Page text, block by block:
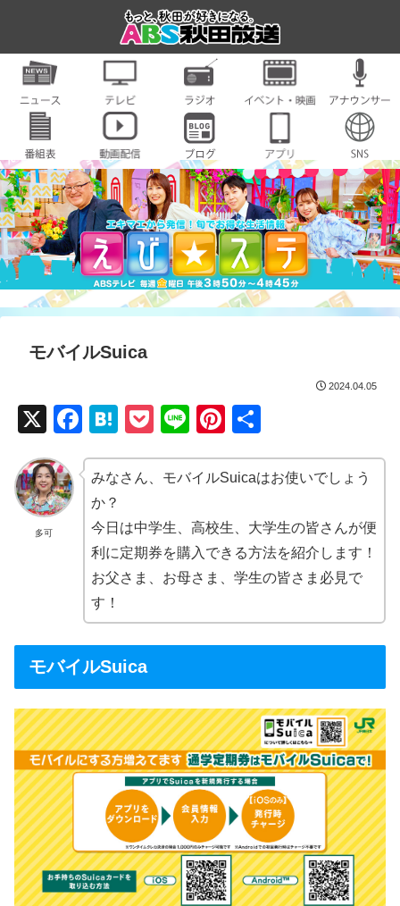
モバイルSuica
2024.04.05
X
F
c
e
b
o
o
k
H
e
a
P
ck
Li
e
Pi
er
st
多可
みなさん、モバイルSuicaはお使いでしょう
か？
今日は中学生、高校生、大学生の皆さんが便
利に定期券を購入できる方法を紹介します！
お父さま、お母さま、学生の皆さま必見で
す！
モバイルSuica